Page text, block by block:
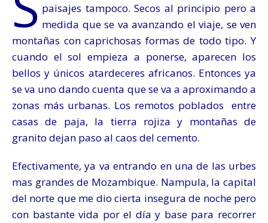
paisajes tampoco. Secos al principio pero a
medida que se va avanzando el viaje, se ven
montañas con caprichosas formas de todo tipo. Y
cuando el sol empieza a ponerse, aparecen los
bellos y únicos atardeceres africanos. Entonces ya
se va uno dando cuenta que se va a aproximando a
zonas más urbanas. Los remotos poblados entre
casas de paja, la tierra rojiza y montañas de
granito dejan paso al caos del cemento.
Efectivamente, ya va entrando en una de las urbes
mas grandes de Mozambique. Nampula, la capital
del norte que me dio cierta insegura de noche pero
con bastante vida por el día y base para recorrer